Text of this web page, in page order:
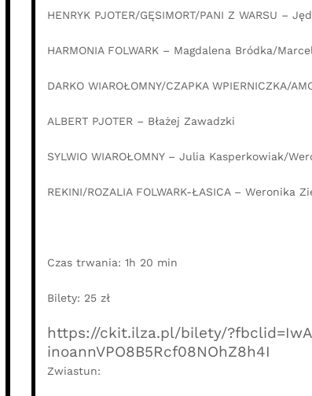
HENRYK PJOTER/GĘSIMORT/PANI Z WARSU –
HARMONIA FOLWARK – Magdalena Bródka/
DARKO WIAROŁOMNY/CZAPKA WPIERNICZKA/
ALBERT PJOTER – Błażej Zawadzki
SYLWIO WIAROŁOMNY – Julia Kasperkowiak/
REKINI/ROZALIA FOLWARK-ŁASICA – Weronika
Czas trwania: 1h 20 min
Bilety: 25 zł
https://ckit.ilza.pl/bilety/
inoannVPO8B5Rcf08NOhZ8h4I
Zwiastun: